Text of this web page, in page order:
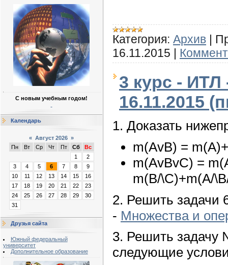
С новым учебным годом!
Календарь
« Август 2026 »
Пн
Вт Ср Чт Пт Сб
Вс
1
2
3
4 5 6 7 8
9
10
11 12 13 14 15
16
17
18 19 20 21 22
23
24
25 26 27 28 29
30
31
Друзья сайта
Южный федеральный
университет
Дополнительное образование
Категория: Архив |
16.11.2015 |
3 курс - ИТЛ
16.11.2015
1. Доказать
m(AvB) =
m(AvBvC) =
m(B/\C)+m(A/
2. Решить задачи
- Множества и
3. Решить задачу
следующие